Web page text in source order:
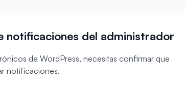
notificaciones del administrador
de WordPress, necesitas confirmar que
notificaciones.